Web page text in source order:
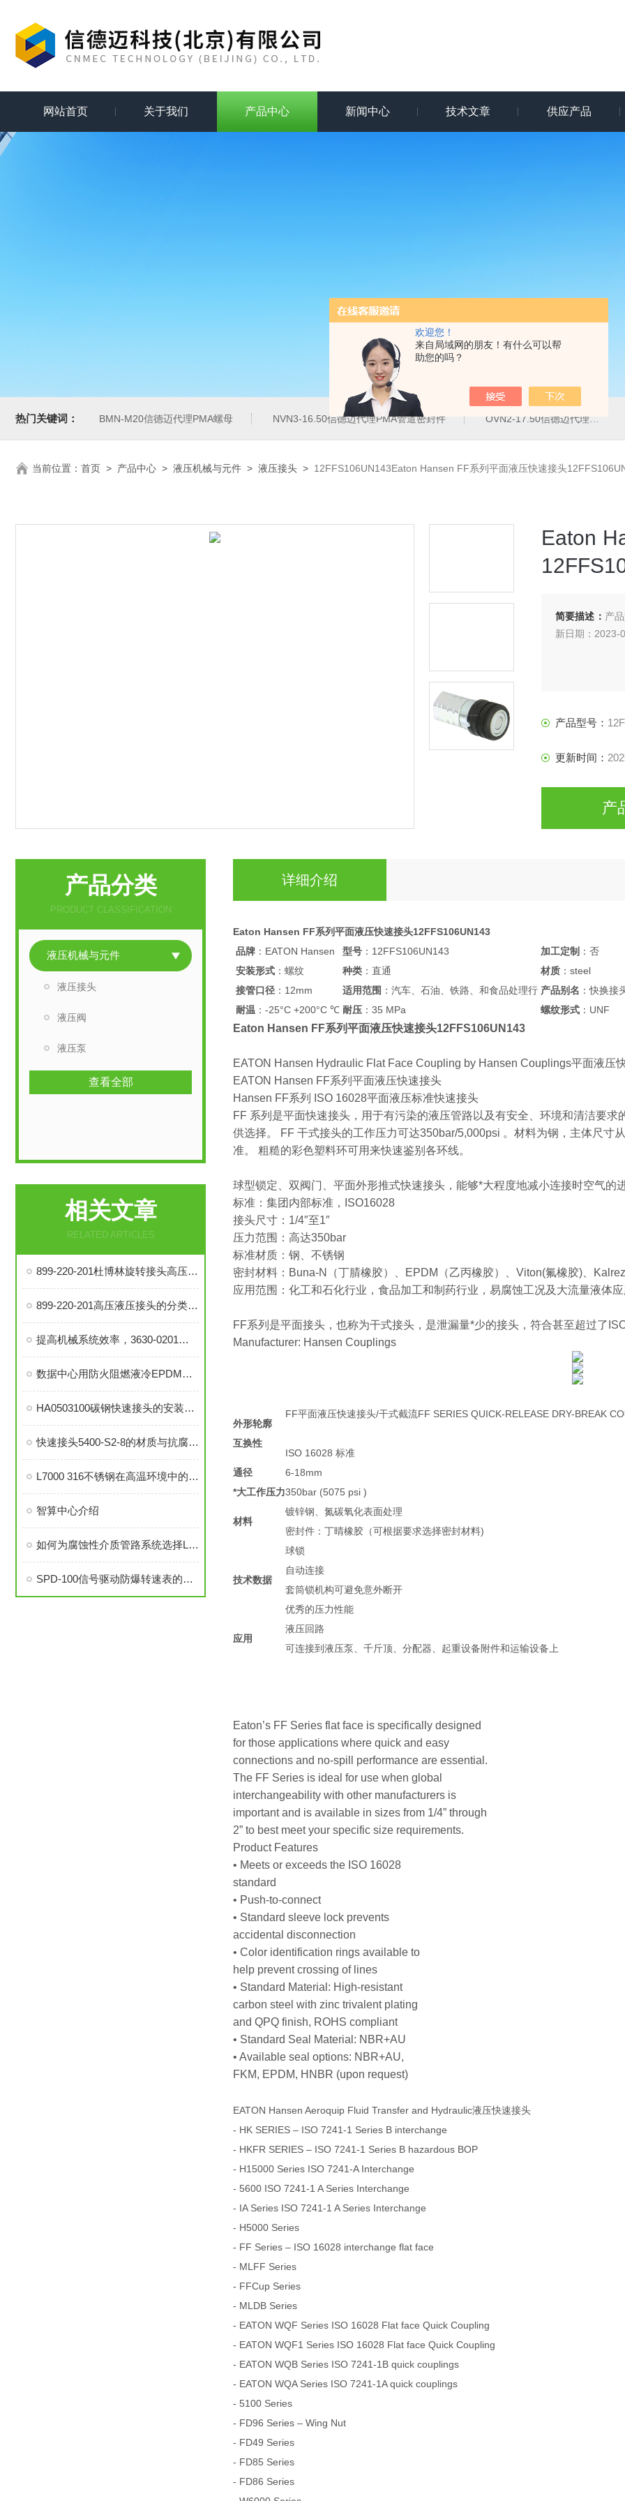
欢迎您！
来自局域网的朋友！有什么可以帮
助您的吗？
网站首页 关于我们 产品中心 新闻中心 技术文章 供应产品
热门关键词： BMN-M20信德迈代理PMA螺母 NVN3-16.50信德迈代理PMA管道密封件 OVN2-17.50信德迈代理PMA导管夹
当前位置： 首页 > 产品中心 > 液压机械与元件 > 液压接头 > 12FFS106UN143Eaton Hansen FF系列平面液压快速接头
Eaton
简要描述： 产
新日期：2023-
产品型号：
更新时间：
产
产品分类
PRODUCT CLASSIFICATION
液压机械与元件
液压接头
液压阀
液压泵
查看全部
相关文章
RELATED ARTICLES
899-220-201杜博林旋转接头高压液压接头的安装、调试与维护技巧
899-220-201高压液压接头的分类和注意事项
提高机械系统效率，3630-0201旋转接头的优势分析
数据中心用防火阻燃液冷EPDM橡胶软管-UL94 V0认证
HA0503100碳钢快速接头的安装与维护指南
快速接头5400-S2-8的材质与抗腐蚀性探讨
L7000 316不锈钢在高温环境中的应用与性能分析
智算中心介绍
如何为腐蚀性介质管路系统选择L7000 316不锈钢部件？
SPD-100信号驱动防爆转速表的安装与调试步骤详解
详细介绍
Eaton Hansen FF系列平面液压快速接头12FFS106UN143
品牌 ：EATON Hansen 型号 ：12FFS106UN143 加工定制 ：否
安装形式 ：螺纹 种类 ：直通 材质 ：steel
接管口径 ：12mm 适用范围 ：汽车、石油、铁路、和食品处理行 产品别名 ：快换接
耐温 ：-25°C +200°C ℃ 耐压 ：35 MPa 螺纹形式 ：UNF
Eaton Hansen FF系列平面液压快速接头12FFS106UN143
EATON Hansen Hydraulic Flat Face Coupling by Hansen Couplings平面液压
EATON Hansen FF系列平面液压快速接头
Hansen FF系列 ISO 16028平面液压标准快速接头
FF 系列是平面快速接头，用于有污染的液压管路以及有安全、环境和清洁要
供选择。 FF 干式接头的工作压力可达350bar/5,000psi 。材料为钢，主体尺寸
准。 粗糙的彩色塑料环可用来快速鉴别各环线。
球型锁定、双阀门、平面外形推式快速接头，能够*大程度地减小连接时空气的
标准：集团内部标准，ISO16028
接头尺寸：1/4″至1″
压力范围：高达350bar
标准材质：钢、不锈钢
密封材料：Buna-N（丁腈橡胶）、EPDM（乙丙橡胶）、Viton(氟橡胶)、Kalrez
应用范围：化工和石化行业，食品加工和制药行业，易腐蚀工况及大流量液体应
FF系列是平面接头，也称为干式接头，是泄漏量*少的接头，符合甚至超过了
Manufacturer: Hansen Couplings
外形轮廓
互换性
FF平面液压快速接头/干式截流FF SERIES QUICK-RELEASE DRY-BREAK
ISO 16028 标准
通径
6-18mm
*大工作压力350bar (5075 psi )
材料
镀锌钢、氮碳氧化表面处理
密封件：丁晴橡胶（可根据要求选择密封材料)
技术数据
球锁
自动连接
套筒锁机构可避免意外断开
优秀的压力性能
应用
液压回路
可连接到液压泵、千斤顶、分配器、起重设备附件和运输设备上
Eaton’s FF Series flat face is specifically designed
for those applications where quick and easy
connections and no-spill performance are essential.
The FF Series is ideal for use when global
interchangeability with other manufacturers is
important and is available in sizes from 1/4” through
2” to best meet your specific size requirements.
Product Features
• Meets or exceeds the ISO 16028
standard
• Push-to-connect
• Standard sleeve lock prevents
accidental disconnection
• Color identification rings available to
help prevent crossing of lines
• Standard Material: High-resistant
carbon steel with zinc trivalent plating
and QPQ finish, ROHS compliant
• Standard Seal Material: NBR+AU
• Available seal options: NBR+AU,
FKM, EPDM, HNBR (upon request)
EATON Hansen Aeroquip Fluid Transfer and Hydraulic液压快速接头
- HK SERIES – ISO 7241-1 Series B interchange
- HKFR SERIES – ISO 7241-1 Series B hazardous BOP
- H15000 Series ISO 7241-A Interchange
- 5600 ISO 7241-1 A Series Interchange
- IA Series ISO 7241-1 A Series Interchange
- H5000 Series
- FF Series – ISO 16028 interchange flat face
- MLFF Series
- FFCup Series
- MLDB Series
- EATON WQF Series ISO 16028 Flat face Quick Coupling
- EATON WQF1 Series ISO 16028 Flat face Quick Coupling
- EATON WQB Series ISO 7241-1B quick couplings
- EATON WQA Series ISO 7241-1A quick couplings
- 5100 Series
- FD96 Series – Wing Nut
- FD49 Series
- FD85 Series
- FD86 Series